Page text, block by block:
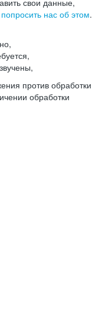
свои данные,
попросить нас об этом.
против обработки
обработки